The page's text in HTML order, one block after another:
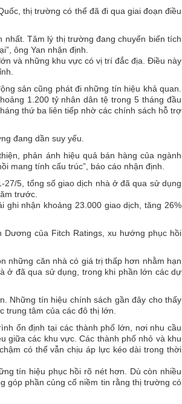
thị trường có thể đã đi qua giai đoạn điều
nhất. Tâm lý thị trường đang chuyển biến tích
ông Yan nhận định.
và những khu vực có vị trí đắc địa. Điều này
sản cũng phát đi những tín hiệu khả quan.
1.200 tỷ nhân dân tệ trong 5 tháng đầu
thứ ba liên tiếp nhờ các chính sách hỗ trợ
đang dần suy yếu.
phản ánh hiệu quả bán hàng của ngành
mang tính cấu trúc”, báo cáo nhận định.
5, tổng số giao dịch nhà ở đã qua sử dụng
trước.
ghi nhận khoảng 23.000 giao dịch, tăng 26%
của Fitch Ratings, xu hướng phục hồi
những căn nhà có giá trị thấp hơn nhằm hạn
ở đã qua sử dụng, trong khi phần lớn các dự
Những tín hiệu chính sách gần đây cho thấy
trung tâm của các đô thị lớn.
ổn định tại các thành phố lớn, nơi nhu cầu
giữa các khu vực. Các thành phố nhỏ và khu
có thể vẫn chịu áp lực kéo dài trong thời
tín hiệu phục hồi rõ nét hơn. Dù còn nhiều
góp phần củng cố niềm tin rằng thị trường có